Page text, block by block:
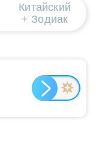
Китайский
+ Зодиак